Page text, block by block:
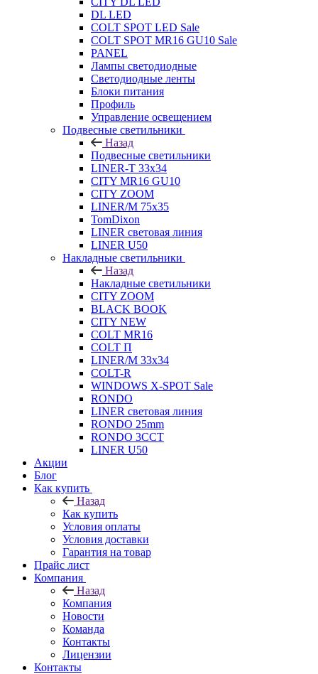
DL LED
COLT SPOT LED Sale
COLT SPOT MR16 GU10 Sale
PANEL
Лампы светодиодные
Светодиодные ленты
Блоки питания
Профиль
Управление освещением
Подвесные светильники
Назад
Подвесные светильники
LINER-T 33x34
CITY MR16 GU10
CITY ZOOM
LINER/M 75х35
TomDixon
LINER световая линия
LINER U50
Накладные светильники
Назад
Накладные светильники
CITY ZOOM
BLACK BOOK
CITY NEW
COLT MR16
COLT П
LINER/М 33х34
COLT-R
WINDOWS X-SPOT Sale
RONDO
LINER световая линия
RONDO 25mm
RONDO 3CCT
LINER U50
Акции
Блог
Как купить
Назад
Как купить
Условия оплаты
Условия доставки
Гарантия на товар
Прайс лист
Компания
Назад
Компания
Новости
Команда
Контакты
Лицензии
Контакты